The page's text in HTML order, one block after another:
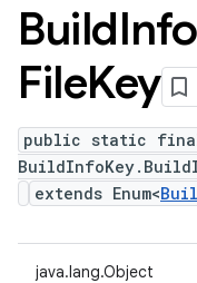
BuildInfo
FileKey
public static final
extends Enum<
java.lang.Object